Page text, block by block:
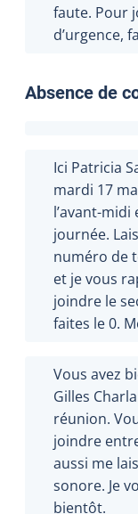
faute. Pour
d’urgence,
Absence de
Ici Patricia
mardi 17
l’avant-
journée.
numéro de
et je vous
joindre le
faites le 0.
Vous avez
Gilles
réunion.
joindre
aussi me
sonore. Je
bientôt.